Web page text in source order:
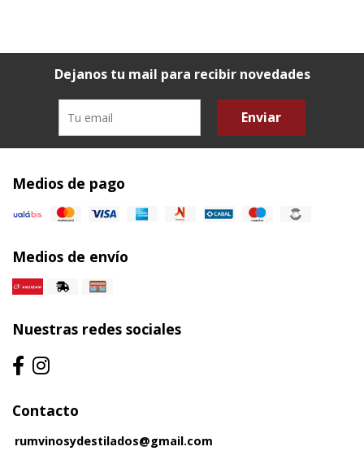
Dejanos tu mail para recibir novedades
Enviar
Medios de pago
Medios de envío
Nuestras redes sociales
Contacto
rumvinosydestilados@gmail.com